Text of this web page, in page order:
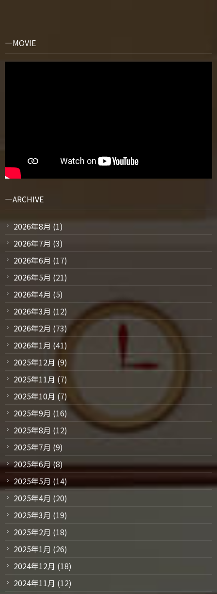
MOVIE
ARCHIVE
2026年8月 (1)
2026年7月 (3)
2026年6月 (17)
2026年5月 (21)
2026年4月 (5)
2026年3月 (12)
2026年2月 (73)
2026年1月 (41)
2025年12月 (9)
2025年11月 (7)
2025年10月 (7)
2025年9月 (16)
2025年8月 (12)
2025年7月 (9)
2025年6月(8)
2025年5月 (14)
2025年4月 (20)
2025年3月 (19)
2025年2月 (18)
2025年1月 (26)
2024年12月 (18)
2024年11月 (12)